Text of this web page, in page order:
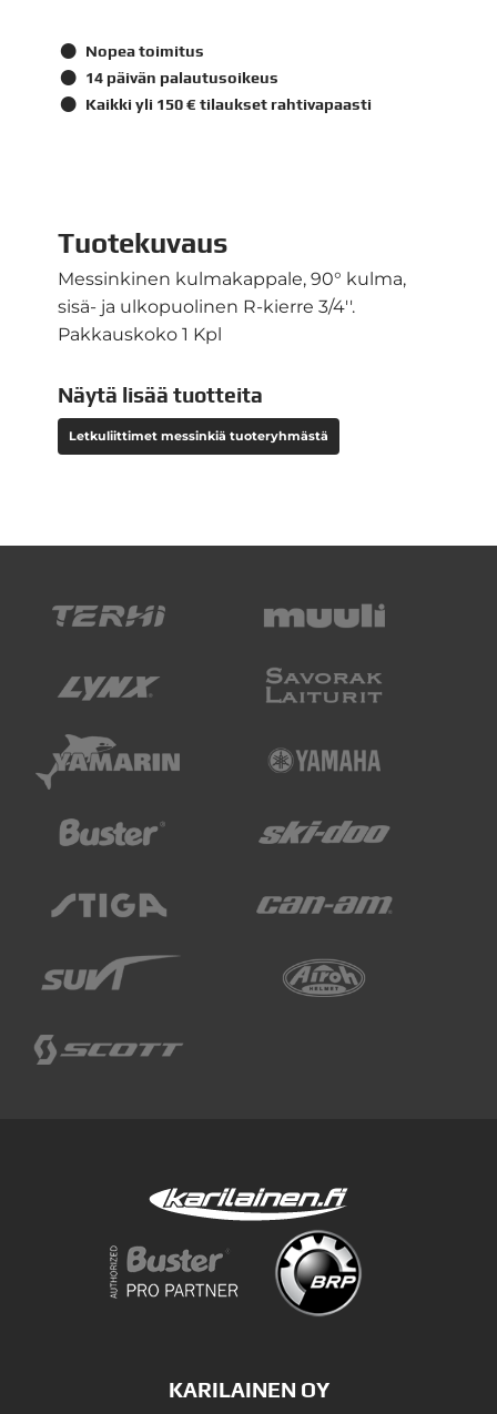
Nopea toimitus
14 päivän palautusoikeus
Kaikki yli 150 € tilaukset rahtivapaasti
Tuotekuvaus
Messinkinen kulmakappale, 90° kulma,
sisä- ja ulkopuolinen R-kierre 3/4''.
Pakkauskoko 1 Kpl
Näytä lisää tuotteita
Letkuliittimet messinkiä tuoteryhmästä
KARILAINEN OY